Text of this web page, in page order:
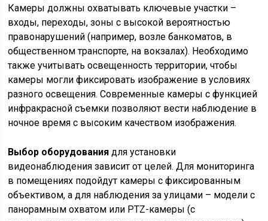
Камеры должны охватывать ключевые участки –
входы, переходы, зоны с высокой вероятностью
правонарушений (например, возле банкоматов, в
общественном транспорте, на вокзалах). Необходимо
также учитывать освещенность территории, чтобы
камеры могли фиксировать изображение в условиях
разного освещения. Современные камеры с функцией
инфракрасной съемки позволяют вести наблюдение в
ночное время с высоким качеством изображения.
Выбор оборудования для установки
видеонаблюдения зависит от целей. Для мониторинга
в помещениях подойдут камеры с фиксированным
объективом, а для наблюдения за улицами – модели с
панорамным охватом или PTZ-камеры (с